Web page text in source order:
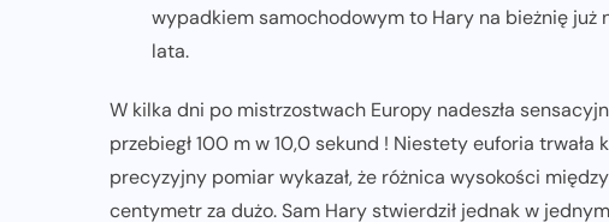
wypadkiem samochodowym to Hary na bieżnię już
lata.
W kilka dni po mistrzostwach Europy nadeszła
przebiegł 100 m w 10,0 sekund ! Niestety euforia
precyzyjny pomiar wykazał, że różnica wysokości
centymetr za dużo. Sam Hary stwierdził jednak w
CZYTELNIA REPORTAŻE